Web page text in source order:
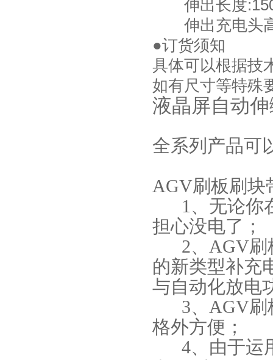
伸出长度
伸出充电头高
●订货须知
具体可以根据技
如有尺寸等特殊
液晶屏自动
全系列产品可
AGV刷板刷块
1、无论你
担心没电了；
2、AGV刷
的新类型补充
与自动化放电
3、AGV刷
格外方便；
4、由于运